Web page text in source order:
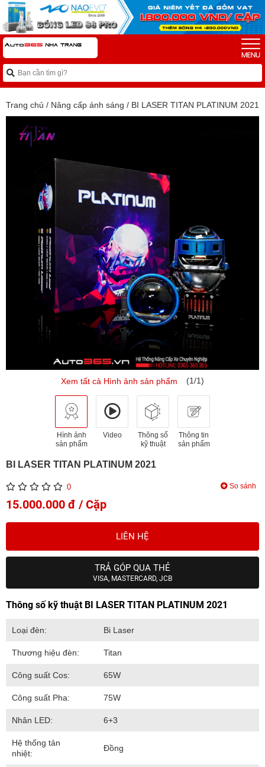
Trang chủ / Nâng cấp ánh sáng / BI LASER TITAN PLATINUM 2021
Xem tất cả Hình ảnh sản phẩm (1/1)
Hình ảnh
sản phẩm
Video
Thông số
kỹ thuật
Thông tin
sản phẩm
BI LASER TITAN PLATINUM 2021
0 So sánh
15.000.000 đ / Cặp
LIÊN HỆ
TRẢ GÓP QUA THẺ
VISA, MASTERCARD, JCB
Thông số kỹ thuật BI LASER TITAN PLATINUM 2021
Loại đèn: Bi Laser
Thương hiệu đèn: Titan
Công suất Cos: 65W
Công suất Pha: 75W
Nhân LED: 6+3
Hệ thống tản
nhiệt:
Đồng